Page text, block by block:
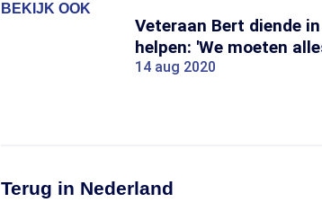
BEKIJK OOK
Veteraan Bert diende
helpen: 'We moeten
14 aug 2020
Terug in Nederland